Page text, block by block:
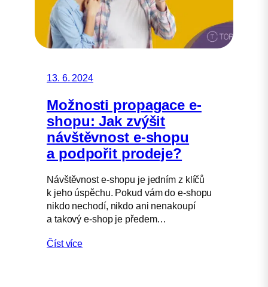
13. 6. 2024
Možnosti propagace e-
shopu: Jak zvýšit
návštěvnost e-shopu
a podpořit prodeje?
Návštěvnost e-shopu je jedním z klíčů
k jeho úspěchu. Pokud vám do e-shopu
nikdo nechodí, nikdo ani nenakoupí
a takový e-shop je předem…
Číst více